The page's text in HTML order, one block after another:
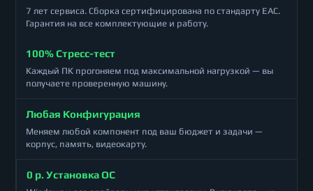
7 лет сервиса. Сборка сертифицирована по стандарту ЕАС.
Гарантия на все комплектующие и работу.
100% Стресс-тест
Каждый ПК прогоняем под максимальной нагрузкой — вы
получаете проверенную машину.
Любая Конфигурация
Меняем любой компонент под ваш бюджет и задачи —
корпус, память, видеокарту.
0 р. Установка ОС